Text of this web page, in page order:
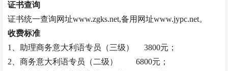
证书查询
证书统一查询网址www.zgks.net,备用网址www.jypc.net。
收费标准
1、助理商务意大利语专员 （三级）
3800元；
2、商务意大利语专员 （二级）
6800元；